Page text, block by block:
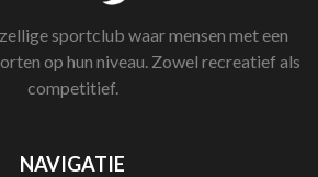
sportclub waar mensen met een
op hun niveau. Zowel recreatief als
competitief.
NAVIGATIE